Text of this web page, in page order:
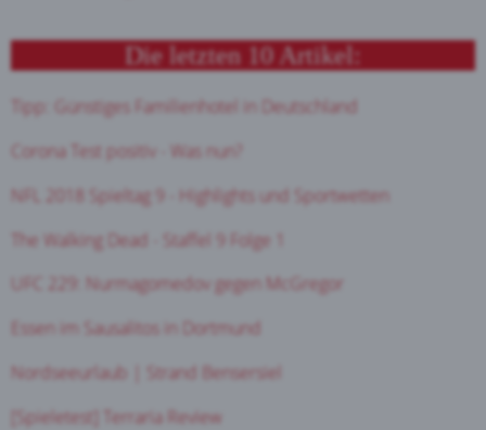
Die letzten 10 Artikel:
Tipp: Günstiges Familienhotel in Deutschland
Corona Test positiv - Was nun?
NFL 2018 Spieltag 9 - Highlights und Sportwetten
The Walking Dead - Staffel 9 Folge 1
UFC 229: Nurmagomedov gegen McGregor
Essen im Sausalitos in Dortmund
Nordseeurlaub | Strand Bensersiel
[Spieletest] Terraria Review